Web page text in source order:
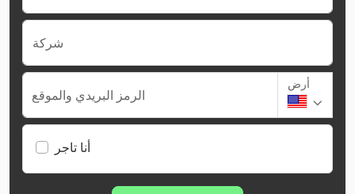
شركة
الرمز البريدي والموقع
أرض
أنا تاجر